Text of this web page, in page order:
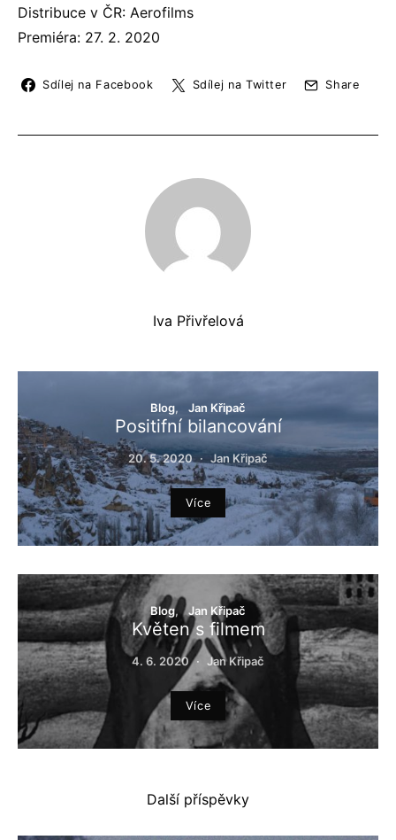
Distribuce v ČR: Aerofilms
Premiéra: 27. 2. 2020
Sdílej na Facebook Sdílej na Twitter Share
Iva Přivřelová
Blog Jan Křipač
Positifní bilancování
20. 5. 2020 Jan Křipač
Více
Blog Jan Křipač
Květen s filmem
4. 6. 2020 Jan Křipač
Více
Další příspěvky